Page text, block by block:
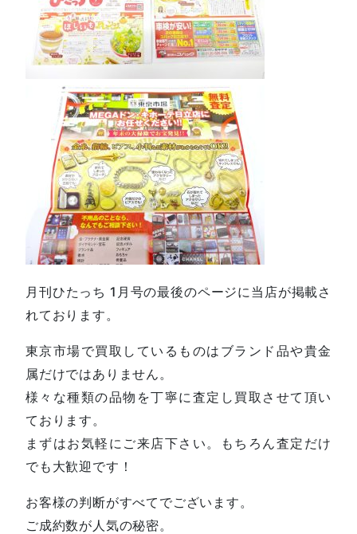
月刊ひたっち 1月号の最後のページに当店が掲載さ
れております。
東京市場で買取しているものはブランド品や貴金
属だけではありません。
様々な種類の品物を丁寧に査定し買取させて頂い
ております。
まずはお気軽にご来店下さい。もちろん査定だけ
でも大歓迎です！
お客様の判断がすべてでございます。
ご成約数が人気の秘密。